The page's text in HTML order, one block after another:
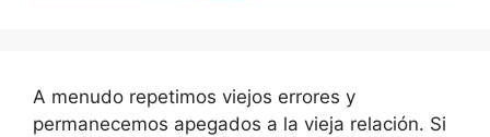
A menudo repetimos viejos errores y
permanecemos apegados a la vieja relación. Si